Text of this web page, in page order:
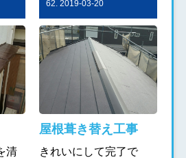
清
62. 2019-03-20
屋根葺き替え工事
きれいにして完了で